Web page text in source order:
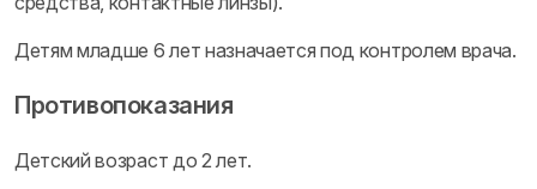
Детям младше 6 лет назначается под контролем врача.
Противопоказания
Детский возраст до 2 лет.